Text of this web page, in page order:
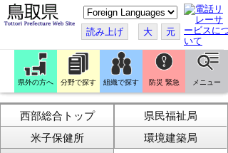
こ
の
ペ
ー
ジ
翻
訳
す
る
読み上げ 大 元
県外の方へ 分野で探す 組織で探す 防災 緊急 メニュー
西部総合トップ
県民福祉局
米子保健所
環境建築局